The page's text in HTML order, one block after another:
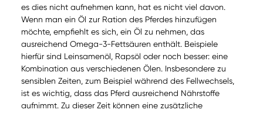
es dies nicht aufnehmen kann, hat es nicht viel davon.
Wenn man ein Öl zur Ration des Pferdes hinzufügen
möchte, empfiehlt es sich, ein Öl zu nehmen, das
ausreichend Omega-3-Fettsäuren enthält. Beispiele
hierfür sind Leinsamenöl, Rapsöl oder noch besser: eine
Kombination aus verschiedenen Ölen. Insbesondere zu
sensiblen Zeiten, zum Beispiel während des Fellwechsels,
ist es wichtig, dass das Pferd ausreichend Nährstoffe
aufnimmt. Zu dieser Zeit können eine zusätzliche